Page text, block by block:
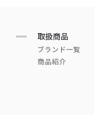
取扱商品
ブランド一覧
商品紹介